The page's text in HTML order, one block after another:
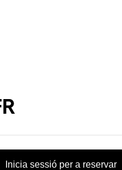
Inicia sessió per a reservar